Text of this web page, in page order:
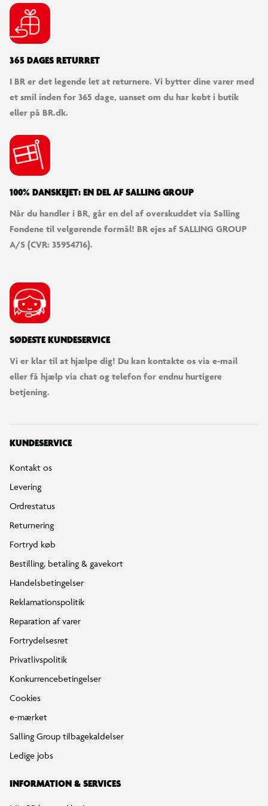
3 fantastiske LEGO® fartøjssæt i 1 æske
og derefter ombygge modellen til et fly og en lastbil eller 2
legetøjsbiler.
365 DAGES RETURRET
I BR er det legende let at returnere. Vi bytter dine varer med
et smil inden for 365 dage, uanset om du har købt i butik
eller på BR.dk.
100% DANSKEJET: EN DEL AF SALLING GROUP
Når du handler i BR, går en del af overskuddet via Salling
Fondene til velgørende formål! BR ejes af SALLING GROUP
A/S (CVR: 35954716).
SØDESTE KUNDESERVICE
Vi er klar til at hjælpe dig! Du kan kontakte os via e-mail
eller få hjælp via chat og telefon for endnu hurtigere
betjening.
KUNDESERVICE
Kontakt os
Levering
Ordrestatus
Returnering
Fortryd køb
Bestilling, betaling & gavekort
Handelsbetingelser
Reklamationspolitik
Reparation af varer
Fortrydelsesret
Privatlivspolitik
Konkurrencebetingelser
Cookies
e-mærket
Salling Group tilbagekaldelser
Ledige jobs
INFORMATION & SERVICES